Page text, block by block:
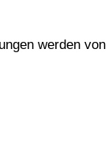
werden von